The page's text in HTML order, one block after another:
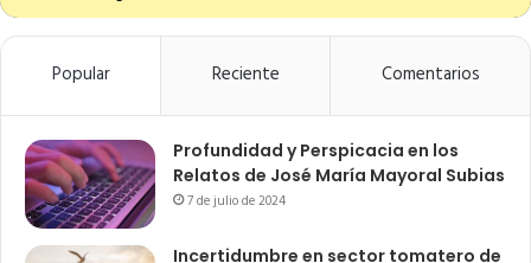
Popular Reciente Comentarios
Profundidad y Perspicacia en los
Relatos de José María Mayoral Subias
7 de julio de 2024
Incertidumbre en sector tomatero de